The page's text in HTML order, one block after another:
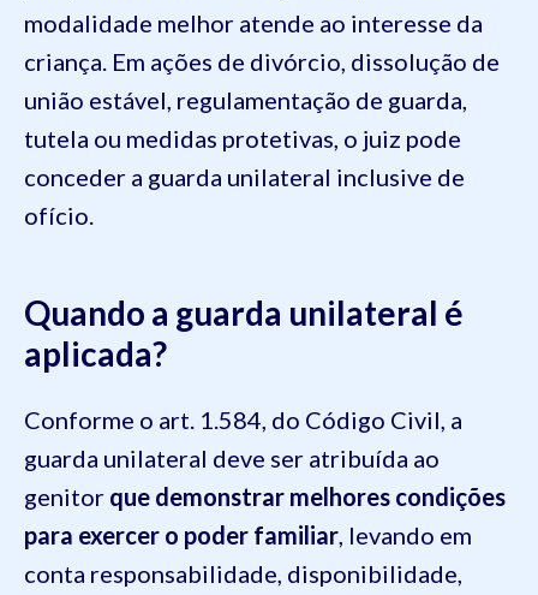
modalidade melhor atende ao interesse da
criança. Em ações de divórcio, dissolução de
união estável, regulamentação de guarda,
tutela ou medidas protetivas, o juiz pode
conceder a guarda unilateral inclusive de
ofício.
Quando a guarda unilateral é
aplicada?
Conforme o art. 1.584, do Código Civil, a
guarda unilateral deve ser atribuída ao
genitor que demonstrar melhores condições
para exercer o poder familiar , levando em
conta responsabilidade, disponibilidade,